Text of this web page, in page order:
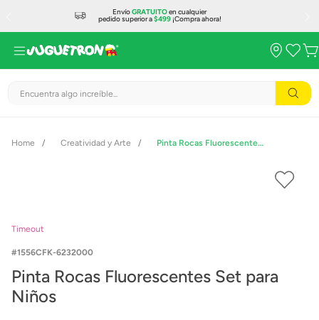
EnvíoGRATUITOen cualquier
pedido superior a$499¡Compra ahora!
Encuentra algo increíble...
Creatividad y Arte Pinta Rocas Fluorescentes Set para Niños
Timeout
1556CFK-6232000
Pinta Rocas Fluorescentes Set para
Niños